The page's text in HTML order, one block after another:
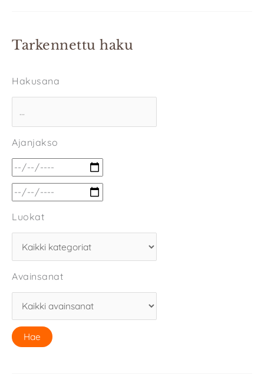
Tarkennettu haku
Hakusana
Ajanjakso
Luokat
Avainsanat